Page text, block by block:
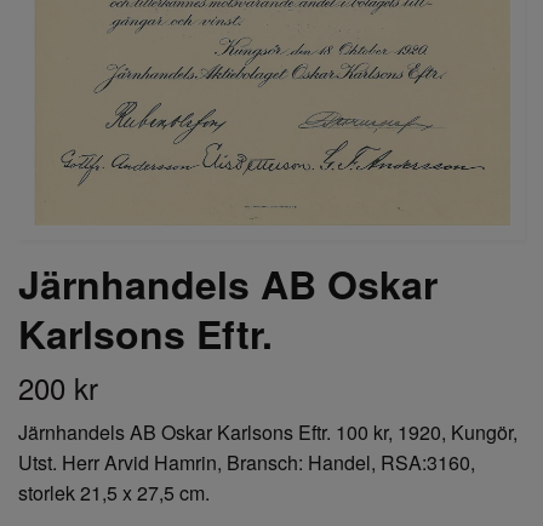
Järnhandels AB Oskar
Karlsons Eftr.
200 kr
Järnhandels AB Oskar Karlsons Eftr. 100 kr, 1920, Kungör,
Utst. Herr Arvid Hamrin, Bransch: Handel, RSA:3160,
storlek 21,5 x 27,5 cm.